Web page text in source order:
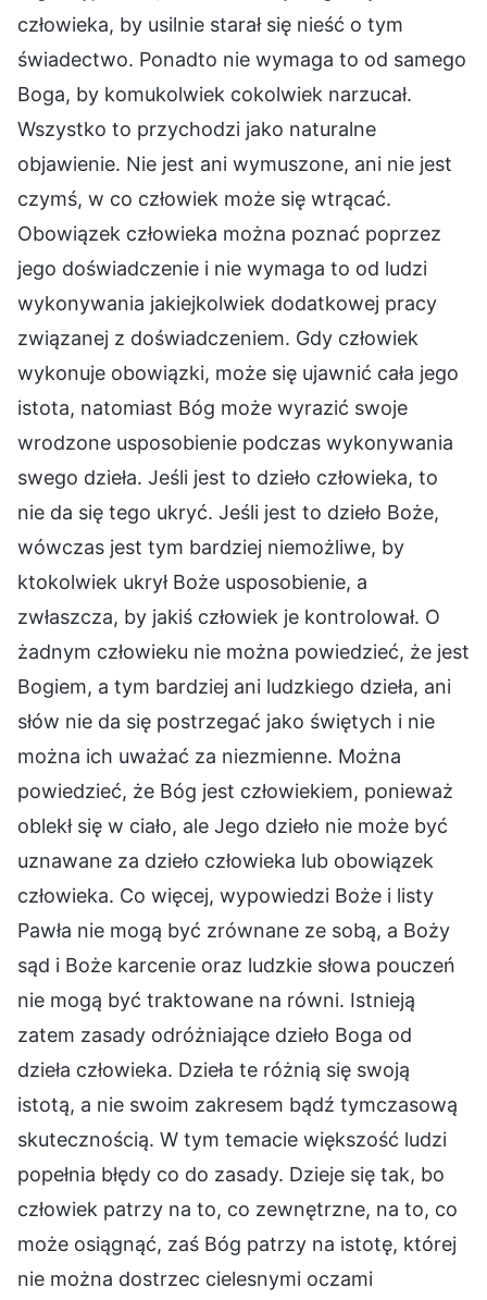
człowieka, by usilnie starał się nieść o tym
świadectwo. Ponadto nie wymaga to od samego
Boga, by komukolwiek cokolwiek narzucał.
Wszystko to przychodzi jako naturalne
objawienie. Nie jest ani wymuszone, ani nie jest
czymś, w co człowiek może się wtrącać.
Obowiązek człowieka można poznać poprzez
jego doświadczenie i nie wymaga to od ludzi
wykonywania jakiejkolwiek dodatkowej pracy
związanej z doświadczeniem. Gdy człowiek
wykonuje obowiązki, może się ujawnić cała jego
istota, natomiast Bóg może wyrazić swoje
wrodzone usposobienie podczas wykonywania
swego dzieła. Jeśli jest to dzieło człowieka, to
nie da się tego ukryć. Jeśli jest to dzieło Boże,
wówczas jest tym bardziej niemożliwe, by
ktokolwiek ukrył Boże usposobienie, a
zwłaszcza, by jakiś człowiek je kontrolował. O
żadnym człowieku nie można powiedzieć, że jest
Bogiem, a tym bardziej ani ludzkiego dzieła, ani
słów nie da się postrzegać jako świętych i nie
można ich uważać za niezmienne. Można
powiedzieć, że Bóg jest człowiekiem, ponieważ
oblekł się w ciało, ale Jego dzieło nie może być
uznawane za dzieło człowieka lub obowiązek
człowieka. Co więcej, wypowiedzi Boże i listy
Pawła nie mogą być zrównane ze sobą, a Boży
sąd i Boże karcenie oraz ludzkie słowa pouczeń
nie mogą być traktowane na równi. Istnieją
zatem zasady odróżniające dzieło Boga od
dzieła człowieka. Dzieła te różnią się swoją
istotą, a nie swoim zakresem bądź tymczasową
skutecznością. W tym temacie większość ludzi
popełnia błędy co do zasady. Dzieje się tak, bo
człowiek patrzy na to, co zewnętrzne, na to, co
może osiągnąć, zaś Bóg patrzy na istotę, której
nie można dostrzec cielesnymi oczami